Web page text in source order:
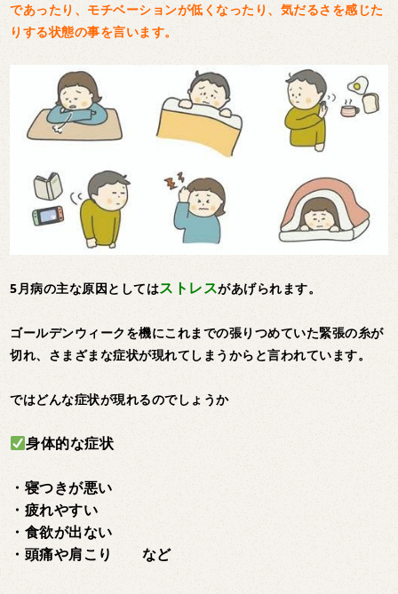
であったり、モチベーションが低くなったり、気だるさを感じた
りする状態の事を言います。
5月病の主な原因としてはストレスがあげられます。
ゴールデンウィークを機にこれまでの張りつめていた緊張の糸が
切れ、さまざまな症状が現れてしまうからと言われています。
ではどんな症状が現れるのでしょうか
身体的な症状
・寝つきが悪い
・疲れやすい
・食欲が出ない
・頭痛や肩こり など